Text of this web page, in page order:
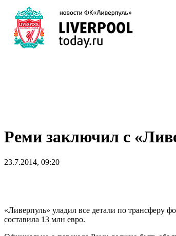
Реми заключил с
23.7.2014, 09:20
«Ливерпуль» уладил все детали по трансферу
составила 13 млн евро.